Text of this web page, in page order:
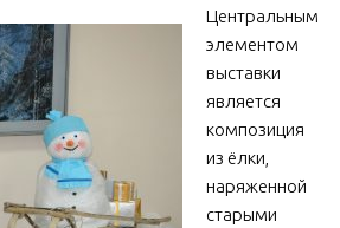
«Октябрь»
школа искусств»
Центральным
элементом
выставки
является
композиция
из ёлки,
наряженной
старыми